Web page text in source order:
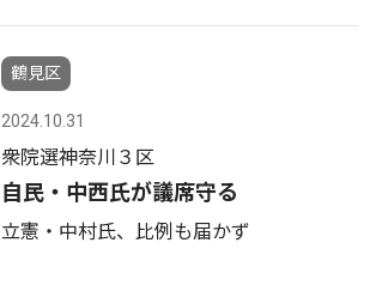
鶴見区
2024.10.31
衆院選神奈川３区
自民・中西氏が議席守る
立憲・中村氏、比例も届かず